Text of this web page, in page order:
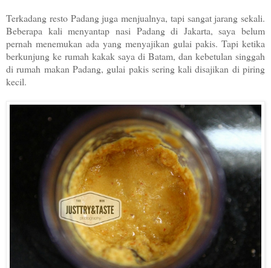
Terkadang resto Padang juga menjualnya, tapi sangat jarang sekali.
Beberapa kali menyantap nasi Padang di Jakarta, saya belum
pernah menemukan ada yang menyajikan gulai pakis. Tapi ketika
berkunjung ke rumah kakak saya di Batam, dan kebetulan singgah
di rumah makan Padang, gulai pakis sering kali disajikan di piring
kecil.